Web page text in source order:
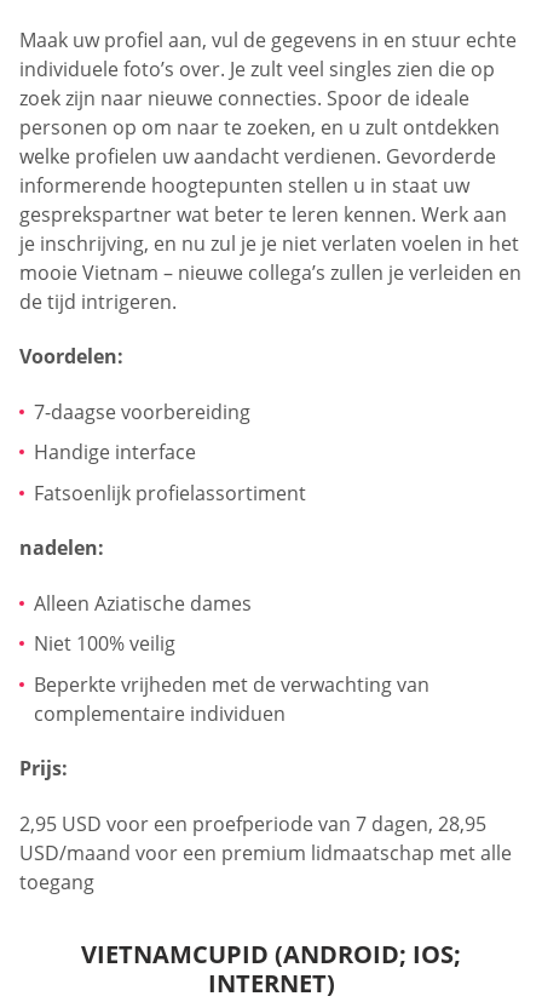
Maak uw profiel aan, vul de gegevens in en stuur echte
individuele foto’s over. Je zult veel singles zien die op
zoek zijn naar nieuwe connecties. Spoor de ideale
personen op om naar te zoeken, en u zult ontdekken
welke profielen uw aandacht verdienen. Gevorderde
informerende hoogtepunten stellen u in staat uw
gesprekspartner wat beter te leren kennen. Werk aan
je inschrijving, en nu zul je je niet verlaten voelen in het
mooie Vietnam – nieuwe collega’s zullen je verleiden en
de tijd intrigeren.
Voordelen:
7-daagse voorbereiding
Handige interface
Fatsoenlijk profielassortiment
nadelen:
Alleen Aziatische dames
Niet 100% veilig
Beperkte vrijheden met de verwachting van
complementaire individuen
Prijs:
2,95 USD voor een proefperiode van 7 dagen, 28,95
USD/maand voor een premium lidmaatschap met alle
toegang
VIETNAMCUPID (ANDROID; IOS;
INTERNET)